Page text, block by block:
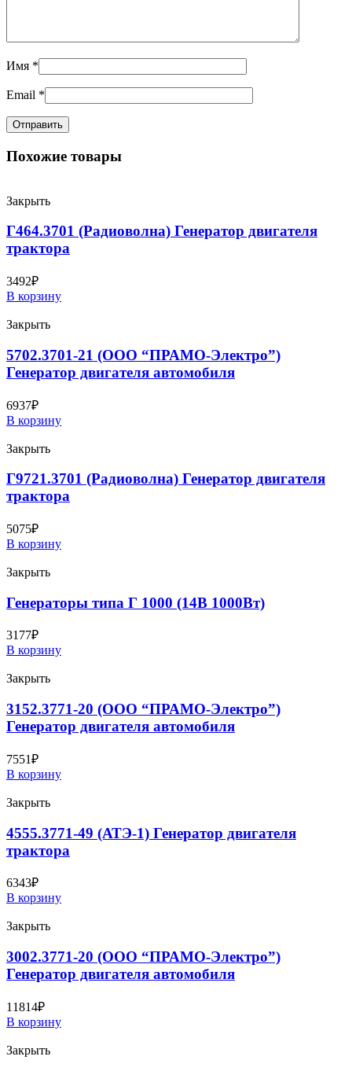
Имя *
Email *
Похожие товары
Закрыть
Г464.3701 (Радиоволна) Генератор двигателя
трактора
3492₽
В корзину
Закрыть
5702.3701-21 (ООО “ПРАМО-Электро”)
Генератор двигателя автомобиля
6937₽
В корзину
Закрыть
Г9721.3701 (Радиоволна) Генератор двигателя
трактора
5075₽
В корзину
Закрыть
Генераторы типа Г 1000 (14В 1000Вт)
3177₽
В корзину
Закрыть
3152.3771-20 (ООО “ПРАМО-Электро”)
Генератор двигателя автомобиля
7551₽
В корзину
Закрыть
4555.3771-49 (АТЭ-1) Генератор двигателя
трактора
6343₽
В корзину
Закрыть
3002.3771-20 (ООО “ПРАМО-Электро”)
Генератор двигателя автомобиля
11814₽
В корзину
Закрыть